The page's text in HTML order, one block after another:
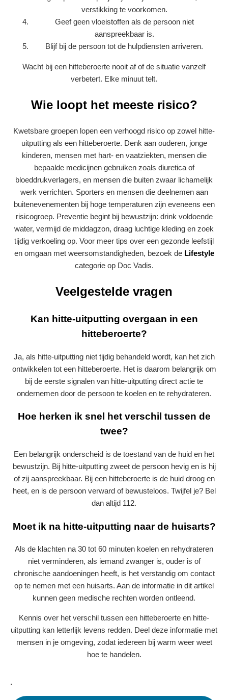
verstikking te voorkomen.
Geef geen vloeistoffen als de persoon niet
aanspreekbaar is.
Blijf bij de persoon tot de hulpdiensten arriveren.
Wacht bij een hitteberoerte nooit af of de situatie vanzelf
verbetert. Elke minuut telt.
Wie loopt het meeste risico?
Kwetsbare groepen lopen een verhoogd risico op zowel hitte-
uitputting als een hitteberoerte. Denk aan ouderen, jonge
kinderen, mensen met hart- en vaatziekten, mensen die
bepaalde medicijnen gebruiken zoals diuretica of
bloeddrukverlagers, en mensen die buiten zwaar lichamelijk
werk verrichten. Sporters en mensen die deelnemen aan
buitenevenementen bij hoge temperaturen zijn eveneens een
risicogroep. Preventie begint bij bewustzijn: drink voldoende
water, vermijd de middagzon, draag luchtige kleding en zoek
tijdig verkoeling op. Voor meer tips over een gezonde leefstijl
en omgaan met weersomstandigheden, bezoek de Lifestyle
categorie op Doc Vadis.
Veelgestelde vragen
Kan hitte-uitputting overgaan in een
hitteberoerte?
Ja, als hitte-uitputting niet tijdig behandeld wordt, kan het zich
ontwikkelen tot een hitteberoerte. Het is daarom belangrijk om
bij de eerste signalen van hitte-uitputting direct actie te
ondernemen door de persoon te koelen en te rehydrateren.
Hoe herken ik snel het verschil tussen de
twee?
Een belangrijk onderscheid is de toestand van de huid en het
bewustzijn. Bij hitte-uitputting zweet de persoon hevig en is hij
of zij aanspreekbaar. Bij een hitteberoerte is de huid droog en
heet, en is de persoon verward of bewusteloos. Twijfel je? Bel
dan altijd 112.
Moet ik na hitte-uitputting naar de huisarts?
Als de klachten na 30 tot 60 minuten koelen en rehydrateren
niet verminderen, als iemand zwanger is, ouder is of
chronische aandoeningen heeft, is het verstandig om contact
op te nemen met een huisarts. Aan de informatie in dit artikel
kunnen geen medische rechten worden ontleend.
Kennis over het verschil tussen een hitteberoerte en hitte-
uitputting kan letterlijk levens redden. Deel deze informatie met
mensen in je omgeving, zodat iedereen bij warm weer weet
hoe te handelen.
.